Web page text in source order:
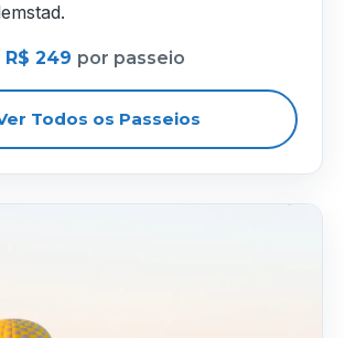
249 por passeio
Todos os Passeios